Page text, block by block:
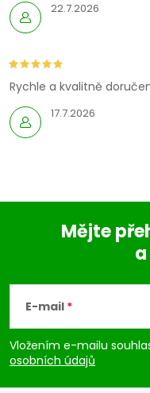
22.7.2026
17.7.2026
Rychle a kvalitně
p
Mějte
E-mail
Vložením e-mailu
osobních údajů